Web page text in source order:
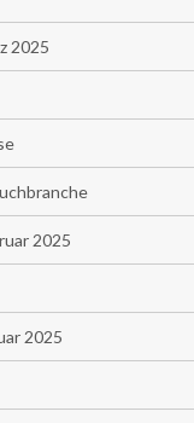
2025
2025
2025